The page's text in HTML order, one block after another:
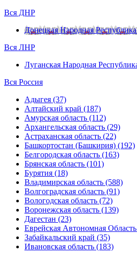
Вся ДНР
Донецкая Народная
Вся ЛНР
Луганская Народная
Вся Россия
Адыгея (37)
Алтайский край (187)
Амурская область (112)
Архангельская область (29)
Астраханская область (22)
Башкортостан (Башкирия) (192)
Белгородская область (163)
Брянская область (101)
Бурятия (18)
Владимирская область (588)
Волгоградская область (91)
Вологодская область (72)
Воронежская область (139)
Дагестан (23)
Еврейская Автономная
Забайкальский край (35)
Ивановская область (183)